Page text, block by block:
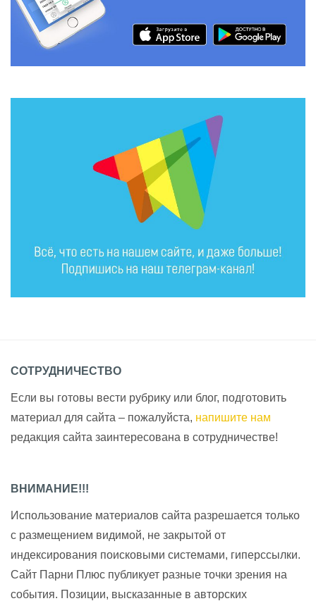
СОТРУДНИЧЕСТВО
Если вы готовы вести рубрику или блог, подготовить
материал для сайта – пожалуйста, напишите нам
редакция сайта заинтересована в сотрудничестве!
ВНИМАНИЕ!!!
Использование материалов сайта разрешается только
с размещением видимой, не закрытой от
индексирования поисковыми системами, гиперссылки.
Сайт Парни Плюс публикует разные точки зрения на
события. Позиции, высказанные в авторских